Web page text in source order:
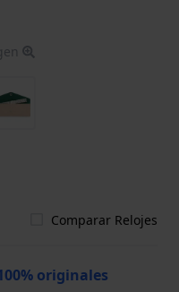
Comparar Relojes
originales